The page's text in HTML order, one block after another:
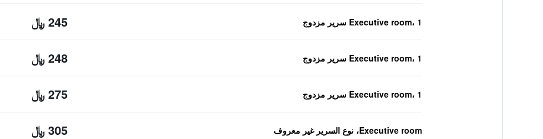
Executive room، 1 سرير مزدوج 245 ﷼
Executive room، 1 سرير مزدوج 248 ﷼
Executive room، 1 سرير مزدوج 275 ﷼
Executive room، نوع السرير غير معروف 305 ﷼